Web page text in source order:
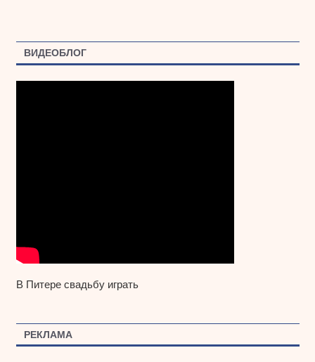
ВИДЕОБЛОГ
В Питере свадьбу играть
РЕКЛАМА